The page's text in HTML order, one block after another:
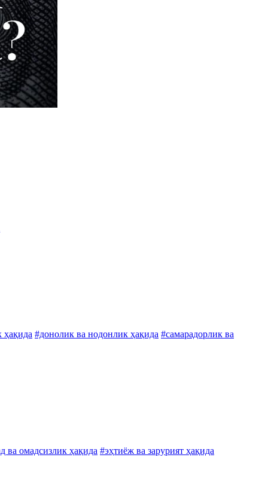
ҳақида #донолик ва нодонлик ҳақида #самарадорлик ва
ва омадсизлик ҳақида #эҳтиёж ва зарурият ҳақида